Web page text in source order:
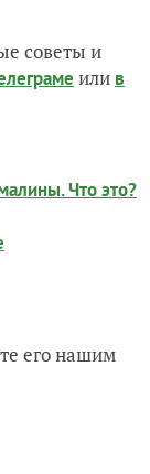
советы и
или в
Что это?
его нашим